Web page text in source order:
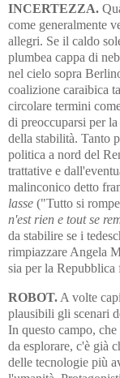
INCERTEZZA.
come generalmente
allegri. Se il caldo
plumbea cappa di
nel cielo sopra
coalizione caraibica
circolare termini
di preoccuparsi per
della stabilità. Tanto
politica a nord del
trattative e
malinconico detto
lasse ("Tutto si
n'est rien e tout se
da stabilire se i
rimpiazzare Angela
sia per la Repubblica
ROBOT. A volte
plausibili gli scenari
In questo campo,
da esplorare, c'è già
delle tecnologie più